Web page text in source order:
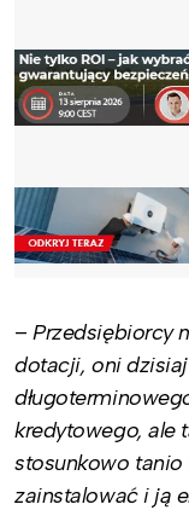
–Przedsiębiorcy
dotacji, oni
kredytowego, ale
stosunkowo tanio
zainstalować i ją